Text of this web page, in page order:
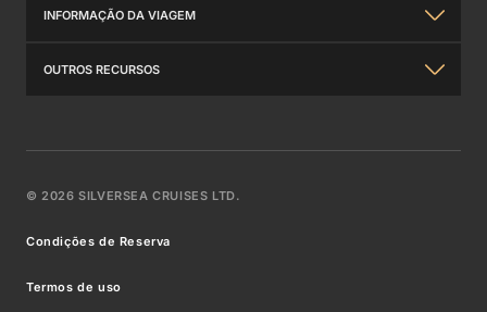
Sobre nós
Nossos Parceiros Em Luxo
Carreiras de Silversea
Comunicados de Imprensa
INFORMAÇÃO DA VIAGEM
Informações Gerais
Requisitos De Viagem
Pacotes Wifi
Perguntas Frequentes (FAQss)
O que levar
OUTROS RECURSOS
© 2026 SILVERSEA CRUISES LTD.
Condições de Reserva
Termos de uso
Registe-